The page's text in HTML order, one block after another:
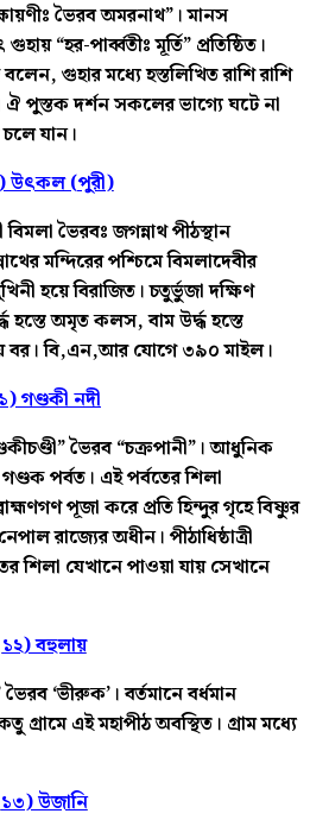
ভৈরব অমরনাথ”। মানস
“হর-পার্ব্বতীঃ মূর্তি” প্রতিষ্ঠিত।
বলেন, গুহার মধ্যে হস্তলিখিত রাশি রাশি
পুস্তক দর্শন সকলের ভাগ্যে ঘটে না
যান।
উৎকল (পুরী)
বিমলা ভৈরবঃ জগন্নাথ পীঠস্থান
মন্দিরের পশ্চিমে বিমলাদেবীর
হয়ে বিরাজিত। চতুর্ভুজা দক্ষিণ
হস্তে অমৃত কলস, বাম উর্দ্ধ হস্তে
বর। বি,এন,আর যোগে ৩৯০ মাইল।
গণ্ডকী নদী
ভৈরব “চক্রপানী”। আধুনিক
পর্বত। এই পর্বতের শিলা
পূজা করে প্রতি হিন্দুর গৃহে বিষ্ণুর
রাজ্যের অধীন। পীঠাধিষ্ঠাত্রী
শিলা যেখানে পাওয়া যায় সেখানে
১২) বহুলায়
ভৈরব ‘ভীরুক’। বর্তমানে বর্ধমান
গ্রামে এই মহাপীঠ অবস্থিত। গ্রাম মধ্যে
১৩) উজানি